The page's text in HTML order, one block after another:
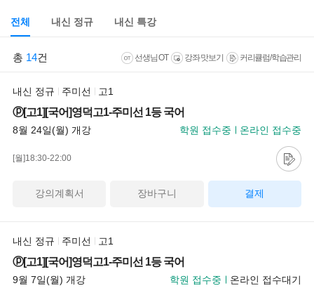
전체 내신 정규 내신 특강
총 14건 선생님 OT 강좌 맛보기 커리큘럼/학습관리
내신 정규 주미선 고1
ⓟ[고1][국어]영덕고1-주미선 1등 국어
8월 24일(월) 개강 학원 접수중 온라인 접수중
[월]18:30-22:00
강의계획서 장바구니 결제
내신 정규 주미선 고1
ⓟ[고1][국어]영덕고1-주미선 1등 국어
9월 7일(월) 개강 학원 접수중 온라인 접수대기